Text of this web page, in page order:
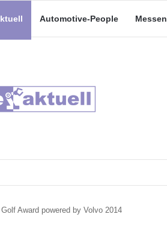
Automotive-People Messen
Award powered by Volvo 2014